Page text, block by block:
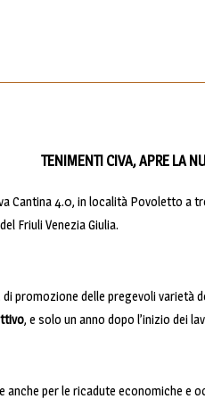
TENIMENTI CIVA, APRE LA
Cantina 4.0, in località Povoletto
Friuli Venezia Giulia.
promozione delle pregevoli
, e solo un anno dopo l’inizio dei
per le ricadute economiche e